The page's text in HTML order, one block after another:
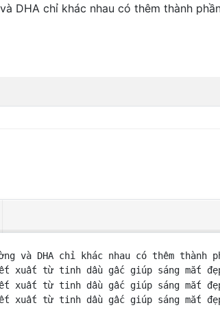
DHA chỉ khác nhau có thêm thành
và DHA chỉ khác nhau có thêm